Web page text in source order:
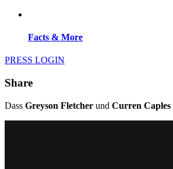
Facts & More
PRESS LOGIN
Share
Dass Greyson Fletcher und Curren Caples